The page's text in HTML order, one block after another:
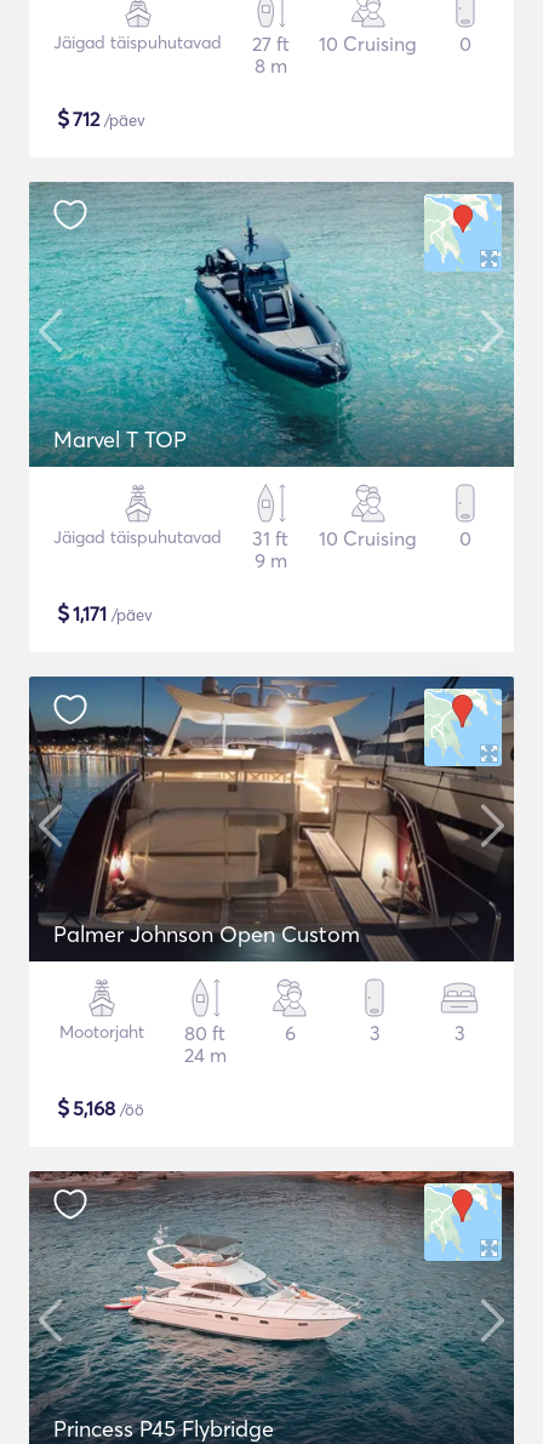
Jäigad täispuhutavad
27 ft
8 m
10 Cruising 0
$712/päev
Marvel T TOP
Jäigad täispuhutavad
31 ft
9 m
10 Cruising 0
$1,171 /päev
Palmer Johnson Open Custom
Mootorjaht
80 ft
24 m
6 3 3
$5,168 /öö
Princess P45 Flybridge